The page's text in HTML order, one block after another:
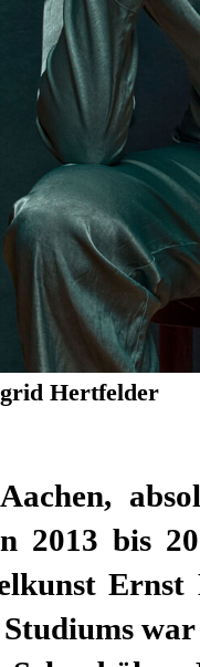
Hertfelder
2013 bis
Ernst
war
Zum
Kosminski
ans
anderem